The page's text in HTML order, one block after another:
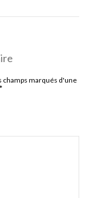
champs marqués d'une
*